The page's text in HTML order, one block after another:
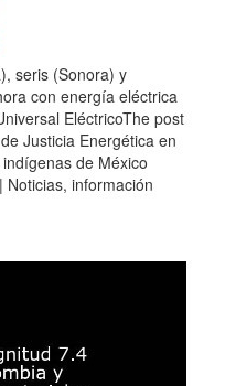
seris (Sonora) y
con energía eléctrica
EléctricoThe post
Justicia Energética en
de México
información